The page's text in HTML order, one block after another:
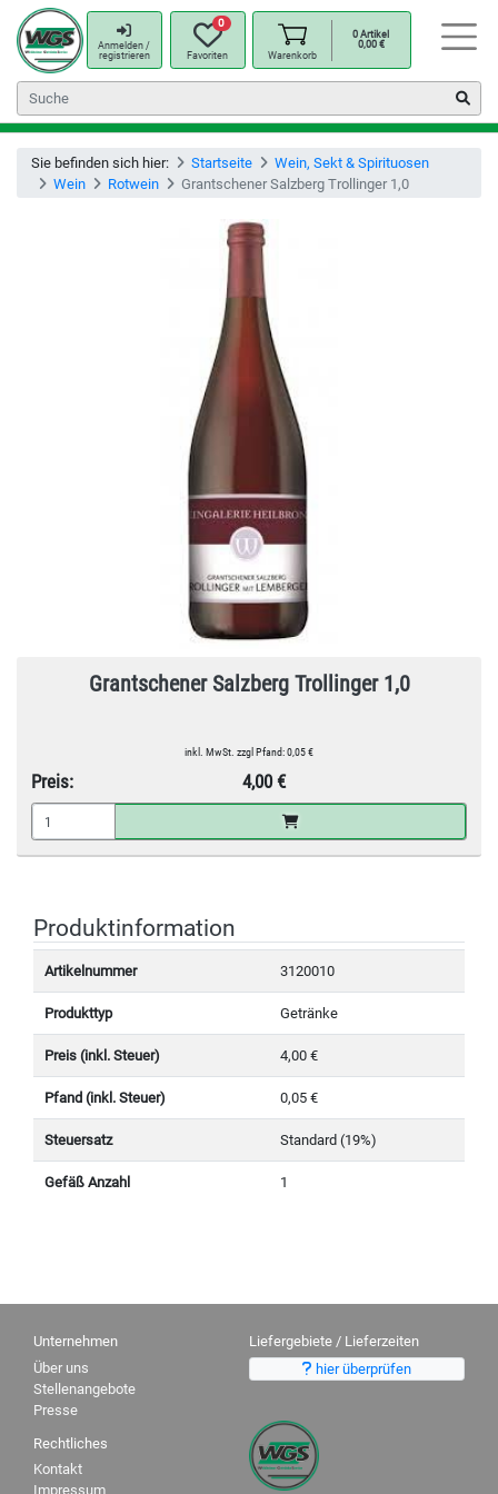
Anmelden /
registrieren
0
Favoriten Warenkorb
0Artikel
0,00 €
Sie befinden sich hier: Startseite
Wein, Sekt & Spirituosen
Wein
Rotwein Grantschener Salzberg Trollinger 1,0
Grantschener Salzberg Trollinger 1,0
inkl. MwSt. zzgl Pfand: 0,05 €
Preis: 4,00 €
Produktinformation
Artikelnummer 3120010
Produkttyp Getränke
Preis (inkl. Steuer) 4,00 €
Pfand (inkl. Steuer) 0,05 €
Steuersatz Standard (19%)
Gefäß Anzahl 1
Unternehmen
Über uns
Stellenangebote
Presse
Liefergebiete / Lieferzeiten
hier überprüfen
Rechtliches
Kontakt
Impressum